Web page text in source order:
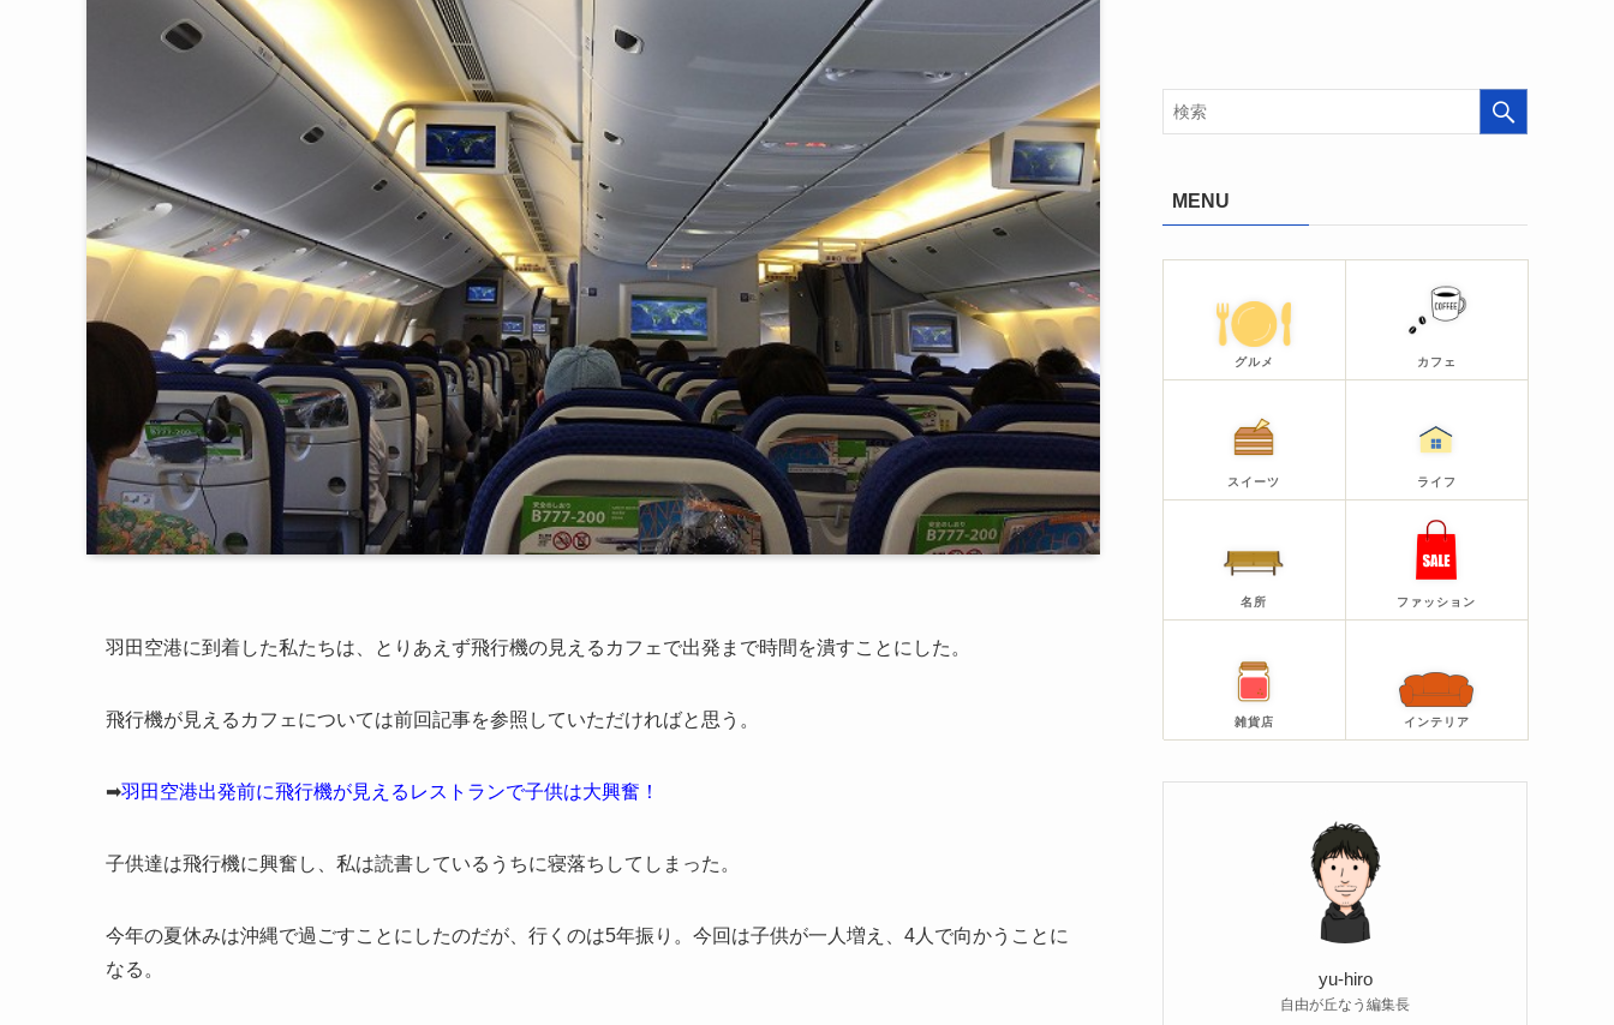
羽田空港に到着した私たちは、とりあえず飛行機の見えるカフェで出発まで時間を潰すことにした。
飛行機が見えるカフェについては前回記事を参照していただければと思う。
➡羽田空港出発前に飛行機が見えるレストランで子供は大興奮！
子供達は飛行機に興奮し、私は読書しているうちに寝落ちしてしまった。
今年の夏休みは沖縄で過ごすことにしたのだが、行くのは5年振り。今回は子供が一人増え、4人で向かうことに
なる。
MENU
グルメ カフェ
スイーツ ライフ
名所 ファッション
雑貨店 インテリア
yu-hiro
自由が丘なう編集長